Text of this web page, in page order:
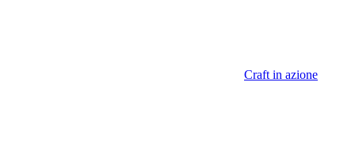
Craft in azione